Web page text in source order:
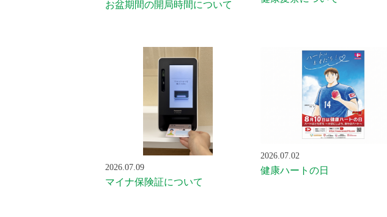
お盆期間の開局時間について
2026.07.09
マイナ保険証について
2026.07.02
健康ハートの日